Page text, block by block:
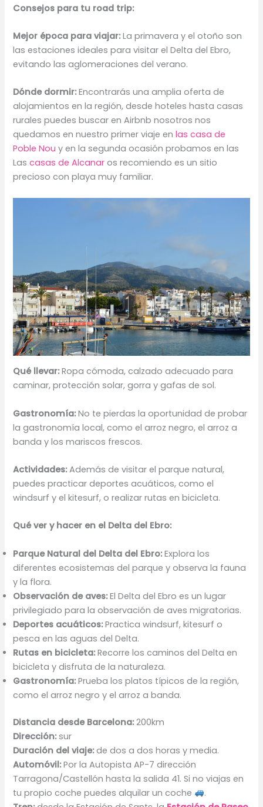
Consejos para tu road trip:
Mejor época para viajar:La primavera y el otoño son
las estaciones ideales para visitar el Delta del Ebro,
evitando las aglomeraciones del verano.
Dónde dormir:Encontrarás una amplia oferta de
alojamientos en la región, desde hoteles hasta casas
rurales puedes buscar en Airbnb nosotros nos
quedamos en nuestro primer viaje enlas casa de
Poble Nou y en la segunda ocasión probamos en las
Lascasas de Alcanaros recomiendo es un sitio
precioso con playa muy familiar.
Qué llevar:Ropa cómoda, calzado adecuado para
caminar, protección solar, gorra y gafas de sol.
Gastronomía:No te pierdas la oportunidad de probar
la gastronomía local, como el arroz negro, el arroz a
banda y los mariscos frescos.
Actividades:Además de visitar el parque natural,
puedes practicar deportes acuáticos, como el
windsurf y el kitesurf, o realizar rutas en bicicleta.
Qué ver y hacer en el Delta del Ebro:
Parque Natural del Delta del Ebro:Explora los
diferentes ecosistemas del parque y observa la fauna
y la flora.
Observación de aves:El Delta del Ebro es un lugar
privilegiado para la observación de aves migratorias.
Deportes acuáticos:Practica windsurf, kitesurf o
pesca en las aguas del Delta.
Rutas en bicicleta:Recorre los caminos del Delta en
bicicleta y disfruta de la naturaleza.
Gastronomía:Prueba los platos típicos de la región,
como el arroz negro y el arroz a banda.
Distancia desde Barcelona:200km
Dirección:sur
Duración del viaje:de dos a dos horas y media.
Automóvil:Por la Autopista AP-7 dirección
Tarragona/Castellón hasta la salida 41. Si no viajas en
tu propio coche puedes alquilar un coche
.